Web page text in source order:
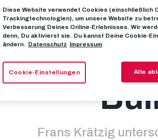
Bayern zu
Frans Krätzig
Diese Website verwendet Cookies (einschließlich
Trackingtechnologien), um unsere Website zu
Verbesserung Deines Online-Erlebnisses. Wir
denn, Du aktivierst sie. Du kannst Deine Cookie-
ändern. Datenschutz Impressum
Cookie-Einstellungen Alle